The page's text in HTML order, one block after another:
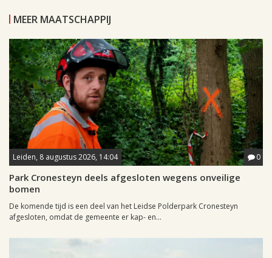
MEER MAATSCHAPPIJ
Leiden, 8 augustus 2026, 14:04 0
Park Cronesteyn deels afgesloten wegens onveilige
bomen
De komende tijd is een deel van het Leidse Polderpark Cronesteyn
afgesloten, omdat de gemeente er kap- en...